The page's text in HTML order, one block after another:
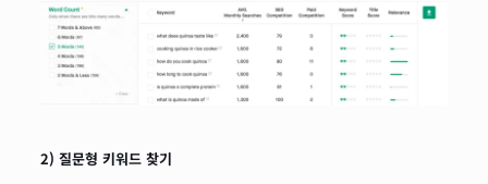
2) 질문형 키워드 찾기